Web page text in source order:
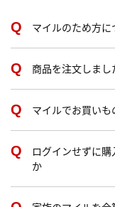
マイルのため方
商品を注文しま
マイルでお買い
ログインせずに
か